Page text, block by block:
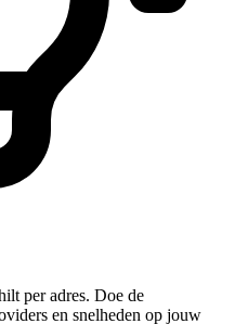
per adres. Doe de
en snelheden op jouw